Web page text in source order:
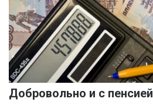
Добровольно и с пенсией